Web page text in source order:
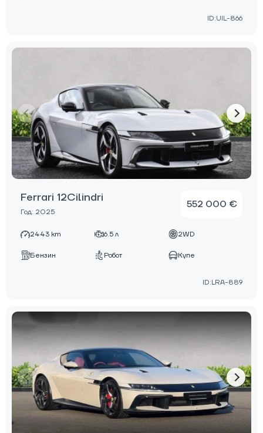
ID:UIL-866
Ferrari 12Cilindri
Год: 2025
552 000 €
2443 km 6.5 л 2WD
Бензин Робот Купе
ID:LRA-889